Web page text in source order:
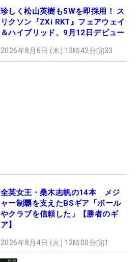
珍しく松山英樹も5Wを即採用！ ス
リクソン『ZXi RKT』フェアウェイ
＆ハイブリッド、9月12日デビュー
2026年8月6日 (木) 13時42分 33
全英女王・桑木志帆の14本 メジ
ャー制覇を支えたBSギア「ボール
やクラブを信頼した」【勝者のギ
ア】
2026年8月4日 (火) 12時00分 1